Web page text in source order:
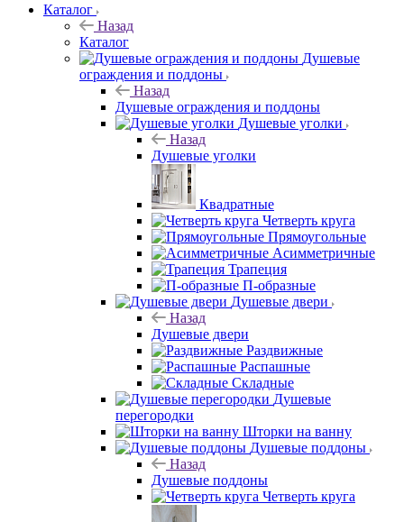
Каталог
Назад
Каталог
Душевые
ограждения и поддоны
Назад
Душевые ограждения и поддоны
Душевые уголки
Назад
Душевые уголки
Квадратные
Четверть круга
Прямоугольные
Асимметричные
Трапеция
П-образные
Душевые двери
Назад
Душевые двери
Раздвижные
Распашные
Складные
Душевые
перегородки
Шторки на ванну
Душевые поддоны
Назад
Душевые поддоны
Четверть круга